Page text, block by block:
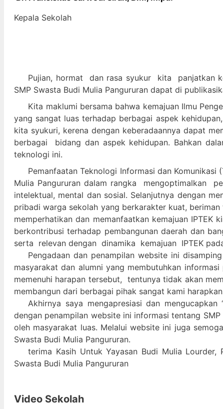
Kepala Sekolah
Pujian, hormat dan rasa syukur kita panjatkan
SMP Swasta Budi Mulia Pangururan dapat di
Kita maklumi bersama bahwa kemajuan Ilmu
yang sangat luas terhadap berbagai aspek
kita syukuri, kerena dengan keberadaannya dapat
berbagai bidang dan aspek kehidupan. Bahkan
teknologi ini.
Pemanfaatan Teknologi Informasi dan
Mulia Pangururan dalam rangka mengoptimalkan
intelektual, mental dan sosial. Selanjutnya dengan
pribadi warga sekolah yang berkarakter kuat,
memperhatikan dan memanfaatkan kemajuan
berkontribusi terhadap pembangunan daerah dan
serta relevan dengan dinamika kemajuan IPTEK
Pengadaan dan penampilan website ini
masyarakat dan alumni yang membutuhkan
memenuhi harapan tersebut, tentunya tidak akan
membangun dari berbagai pihak sangat kami
Akhirnya saya mengapresiasi dan
dengan penampilan website ini informasi tentang
oleh masyarakat luas. Melalui website ini juga
Swasta Budi Mulia Pangururan.
terima Kasih Untuk Yayasan Budi Mulia
Swasta Budi Mulia Pangururan
Video Sekolah